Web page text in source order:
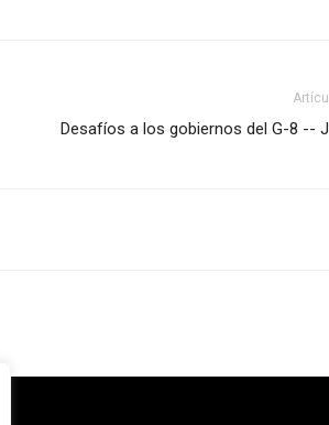
Desafíos a los gobiernos del G-8 --